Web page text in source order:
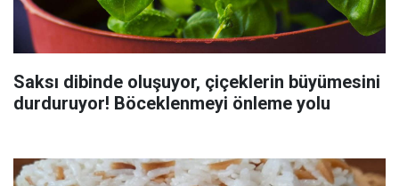
Saksı dibinde oluşuyor, çiçeklerin büyümesini
durduruyor! Böceklenmeyi önleme yolu